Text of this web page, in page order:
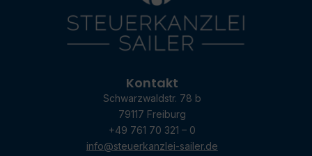
Kontakt
Schwarzwaldstr. 78 b
79117 Freiburg
+49 761 70 321 – 0
info@steuerkanzlei-sailer.de